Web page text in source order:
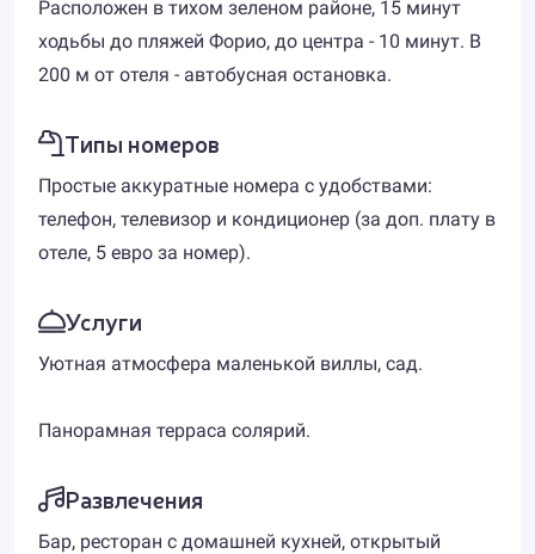
Расположен в тихом зеленом районе, 15 минут
ходьбы до пляжей Форио, до центра - 10 минут. В
200 м от отеля - автобусная остановка.
Типы номеров
Простые аккуратные номера с удобствами:
телефон, телевизор и кондиционер (за доп. плату в
отеле, 5 евро за номер).
Услуги
Уютная атмосфера маленькой виллы, сад.
Панорамная терраса солярий.
Развлечения
Бар, ресторан с домашней кухней, открытый